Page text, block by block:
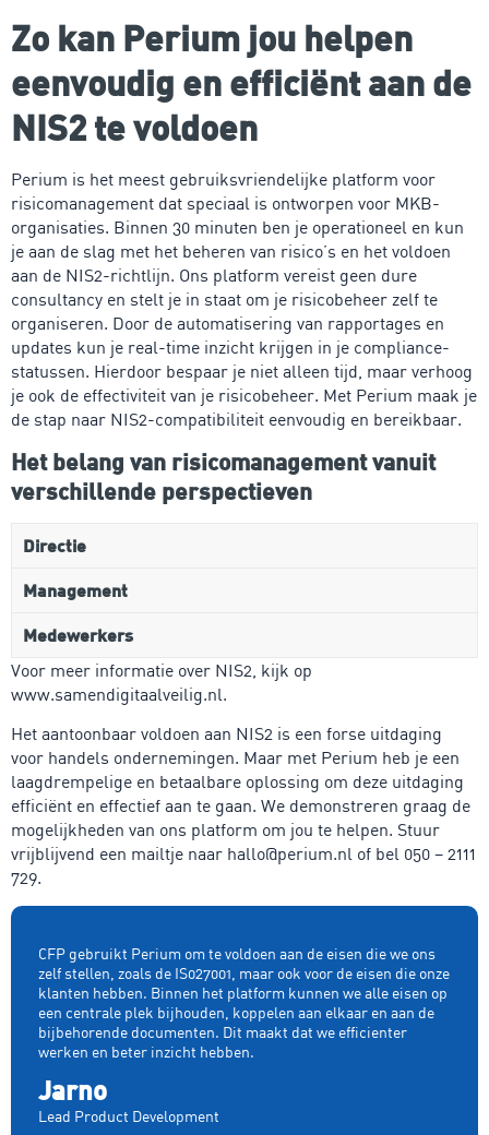
Zo kan Perium jou helpen
eenvoudig en efficiënt aan de
NIS2 te voldoen
Perium is het meest gebruiksvriendelijke platform voor
risicomanagement dat speciaal is ontworpen voor MKB-
organisaties. Binnen 30 minuten ben je operationeel en kun
je aan de slag met het beheren van risico’s en het voldoen
aan de NIS2-richtlijn. Ons platform vereist geen dure
consultancy en stelt je in staat om je risicobeheer zelf te
organiseren. Door de automatisering van rapportages en
updates kun je real-time inzicht krijgen in je compliance-
statussen. Hierdoor bespaar je niet alleen tijd, maar verhoog
je ook de effectiviteit van je risicobeheer. Met Perium maak je
de stap naar NIS2-compatibiliteit eenvoudig en bereikbaar.
Het belang van risicomanagement vanuit
verschillende perspectieven
Directie
Management
Medewerkers
Voor meer informatie over NIS2, kijk op
www.samendigitaalveilig.nl.
Het aantoonbaar voldoen aan NIS2 is een forse uitdaging
voor handels ondernemingen. Maar met Perium heb je een
laagdrempelige en betaalbare oplossing om deze uitdaging
efficiënt en effectief aan te gaan. We demonstreren graag de
mogelijkheden van ons platform om jou te helpen. Stuur
vrijblijvend een mailtje naar hallo@perium.nl of bel 050 – 2111
729.
CFP gebruikt Perium om te voldoen aan de eisen die we ons
zelf stellen, zoals de IS027001, maar ook voor de eisen die onze
klanten hebben. Binnen het platform kunnen we alle eisen op
een centrale plek bijhouden, koppelen aan elkaar en aan de
bijbehorende documenten. Dit maakt dat we efficienter
werken en beter inzicht hebben.
Jarno
Lead Product Development